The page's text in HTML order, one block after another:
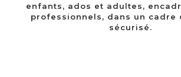
enfants, ados et adultes,
professionnels, dans un cadre
sécurisé.